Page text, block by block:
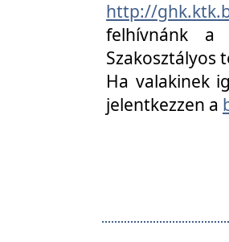
http://
felhívnánk a
Szakosztályos
Ha valakinek
jelentkezzen a